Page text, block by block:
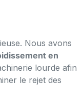
Nous avons
en
lourde afin
le rejet des